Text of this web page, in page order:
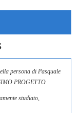
persona di Pasquale
PROGETTO
studiato,